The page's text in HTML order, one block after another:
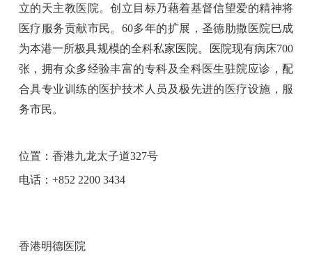
立的天主教医院。创立目标乃藉着基督信望爱的精神将
医疗服务贡献市民。60多年的扩展，圣德肋撒医院巳成
为本港一所极具规模的全科私家医院。医院现有病床700
张，拥有众多经验丰富的专科及全科医生驻院应诊，配
合具专业训练的医护技术人员及极先进的医疗设施，服
务市民。
位置：香港九龙太子道327号
电话：+852 2200 3434
香港明德医院